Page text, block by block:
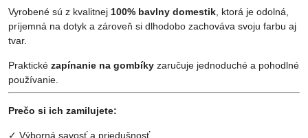
Vyrobené sú z kvalitnej 100% bavlny domestik , ktorá je odolná,
príjemná na dotyk a zároveň si dlhodobo zachováva svoju farbu aj
tvar.
Praktické zapínanie na gombíky zaručuje jednoduché a pohodlné
používanie.
Prečo si ich zamilujete:
✓ Výborná savosť a priedušnosť